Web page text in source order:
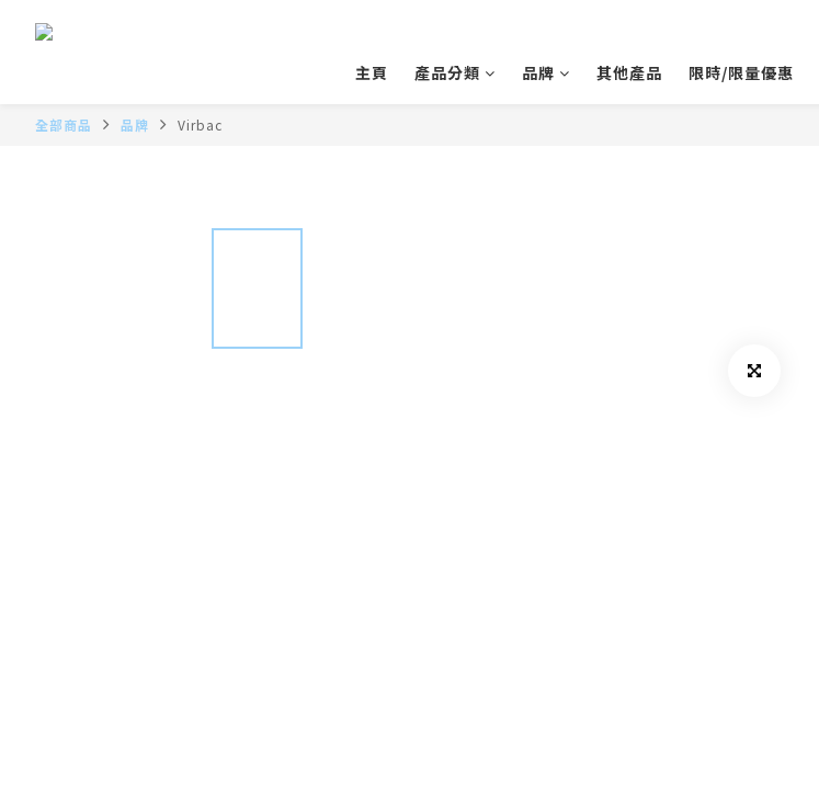
主頁
產品分類 品牌 其他產品 限時/限量優惠
全部商品 品牌 Virbac